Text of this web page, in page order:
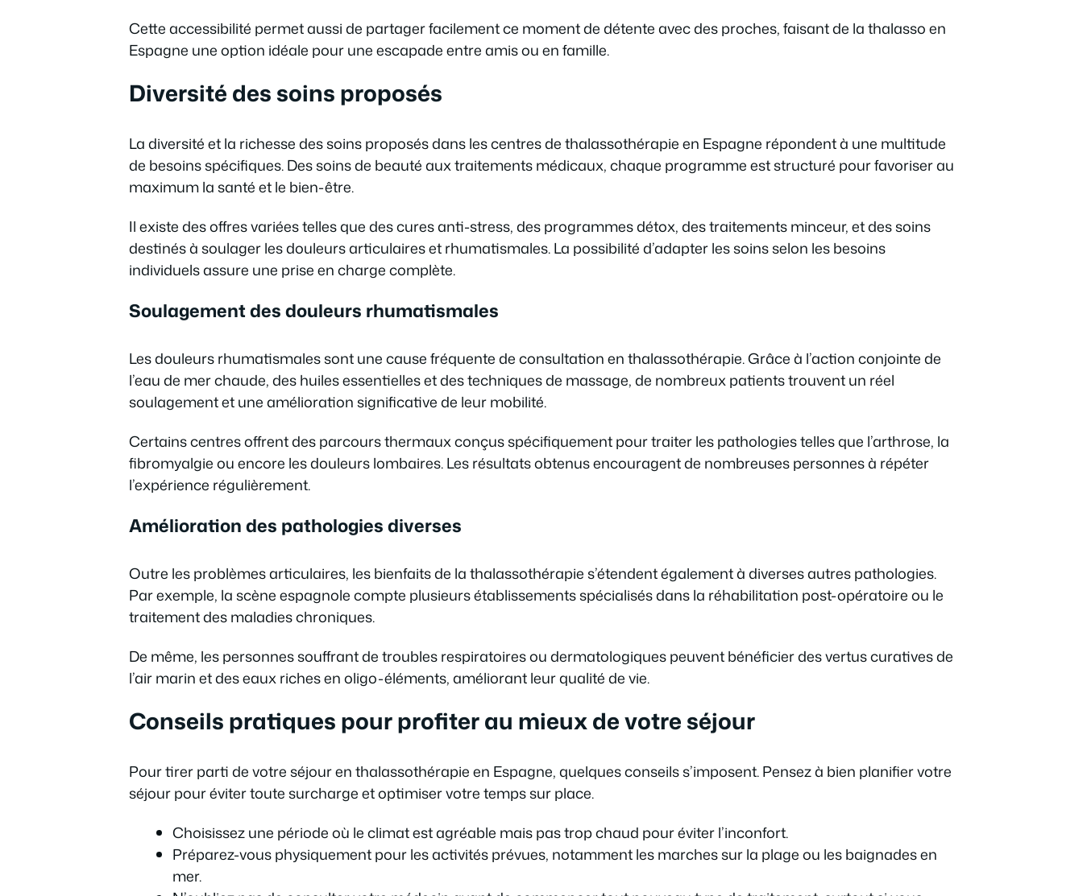
Cette accessibilité permet aussi de partager facilement ce moment de détente avec des proches, faisant de la thalasso en
Espagne une option idéale pour une escapade entre amis ou en famille.
Diversité des soins proposés
La diversité et la richesse des soins proposés dans les centres de thalassothérapie en Espagne répondent à une multitude
de besoins spécifiques. Des soins de beauté aux traitements médicaux, chaque programme est structuré pour favoriser au
maximum la santé et le bien-être.
Il existe des offres variées telles que des cures anti-stress, des programmes détox, des traitements minceur, et des soins
destinés à soulager les douleurs articulaires et rhumatismales. La possibilité d’adapter les soins selon les besoins
individuels assure une prise en charge complète.
Soulagement des douleurs rhumatismales
Les douleurs rhumatismales sont une cause fréquente de consultation en thalassothérapie. Grâce à l’action conjointe de
l’eau de mer chaude, des huiles essentielles et des techniques de massage, de nombreux patients trouvent un réel
soulagement et une amélioration significative de leur mobilité.
Certains centres offrent des parcours thermaux conçus spécifiquement pour traiter les pathologies telles que l’arthrose, la
fibromyalgie ou encore les douleurs lombaires. Les résultats obtenus encouragent de nombreuses personnes à répéter
l’expérience régulièrement.
Amélioration des pathologies diverses
Outre les problèmes articulaires, les bienfaits de la thalassothérapie s’étendent également à diverses autres pathologies.
Par exemple, la scène espagnole compte plusieurs établissements spécialisés dans la réhabilitation post-opératoire ou le
traitement des maladies chroniques.
De même, les personnes souffrant de troubles respiratoires ou dermatologiques peuvent bénéficier des vertus curatives de
l’air marin et des eaux riches en oligo-éléments, améliorant leur qualité de vie.
Conseils pratiques pour profiter au mieux de votre séjour
Pour tirer parti de votre séjour en thalassothérapie en Espagne, quelques conseils s’imposent. Pensez à bien planifier votre
séjour pour éviter toute surcharge et optimiser votre temps sur place.
Choisissez une période où le climat est agréable mais pas trop chaud pour éviter l’inconfort.
Préparez-vous physiquement pour les activités prévues, notamment les marches sur la plage ou les baignades en
mer.